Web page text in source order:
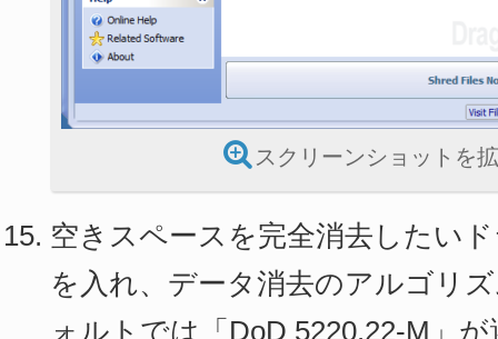
スクリーンショットを
空きスペースを完全消去したい
を入れ、データ消去のアルゴリ
ォルトでは「DoD 5220.22-M」